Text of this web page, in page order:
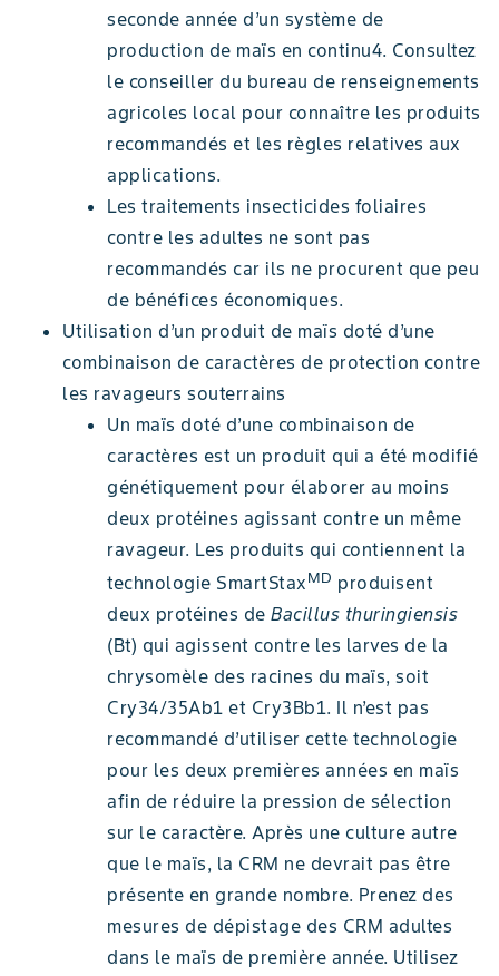
seconde année d’un système de
production de maïs en continu4. Consultez
le conseiller du bureau de renseignements
agricoles local pour connaître les produits
recommandés et les règles relatives aux
applications.
Les traitements insecticides foliaires
contre les adultes ne sont pas
recommandés car ils ne procurent que peu
de bénéfices économiques.
Utilisation d’un produit de maïs doté d’une
combinaison de caractères de protection contre
les ravageurs souterrains
Un maïs doté d’une combinaison de
caractères est un produit qui a été modifié
génétiquement pour élaborer au moins
deux protéines agissant contre un même
ravageur. Les produits qui contiennent la
technologie SmartStaxMD produisent
deux protéines de Bacillus thuringiensis
(Bt) qui agissent contre les larves de la
chrysomèle des racines du maïs, soit
Cry34/35Ab1 et Cry3Bb1. Il n’est pas
recommandé d’utiliser cette technologie
pour les deux premières années en maïs
afin de réduire la pression de sélection
sur le caractère. Après une culture autre
que le maïs, la CRM ne devrait pas être
présente en grande nombre. Prenez des
mesures de dépistage des CRM adultes
dans le maïs de première année. Utilisez